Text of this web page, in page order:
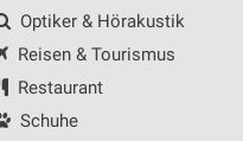
Optiker & Hörakustik
Reisen & Tourismus
Restaurant
Schuhe